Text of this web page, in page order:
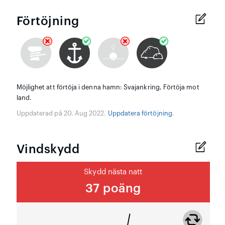
Förtöjning
Möjlighet att förtöja i denna hamn: Svajankring, Förtöja mot
land.
Uppdaterad på 20. Aug 2022. Uppdatera förtöjning.
Vindskydd
Skydd nästa natt
37 poäng